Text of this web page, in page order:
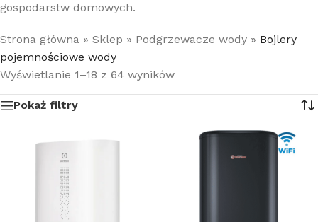
gospodarstw domowych.
Strona główna » Sklep » Podgrzewacze wody » Bojlery
pojemnościowe wody
Wyświetlanie 1–18 z 64 wyników
Pokaż filtry